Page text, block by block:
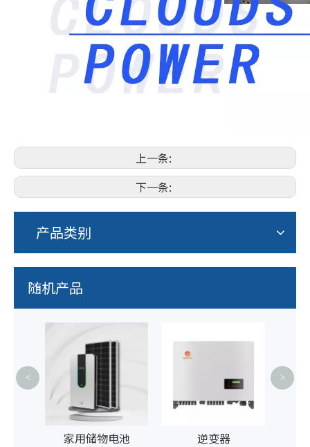
上一条:
下一条:
产品类别
随机产品
家用储物电池 逆变器
< >